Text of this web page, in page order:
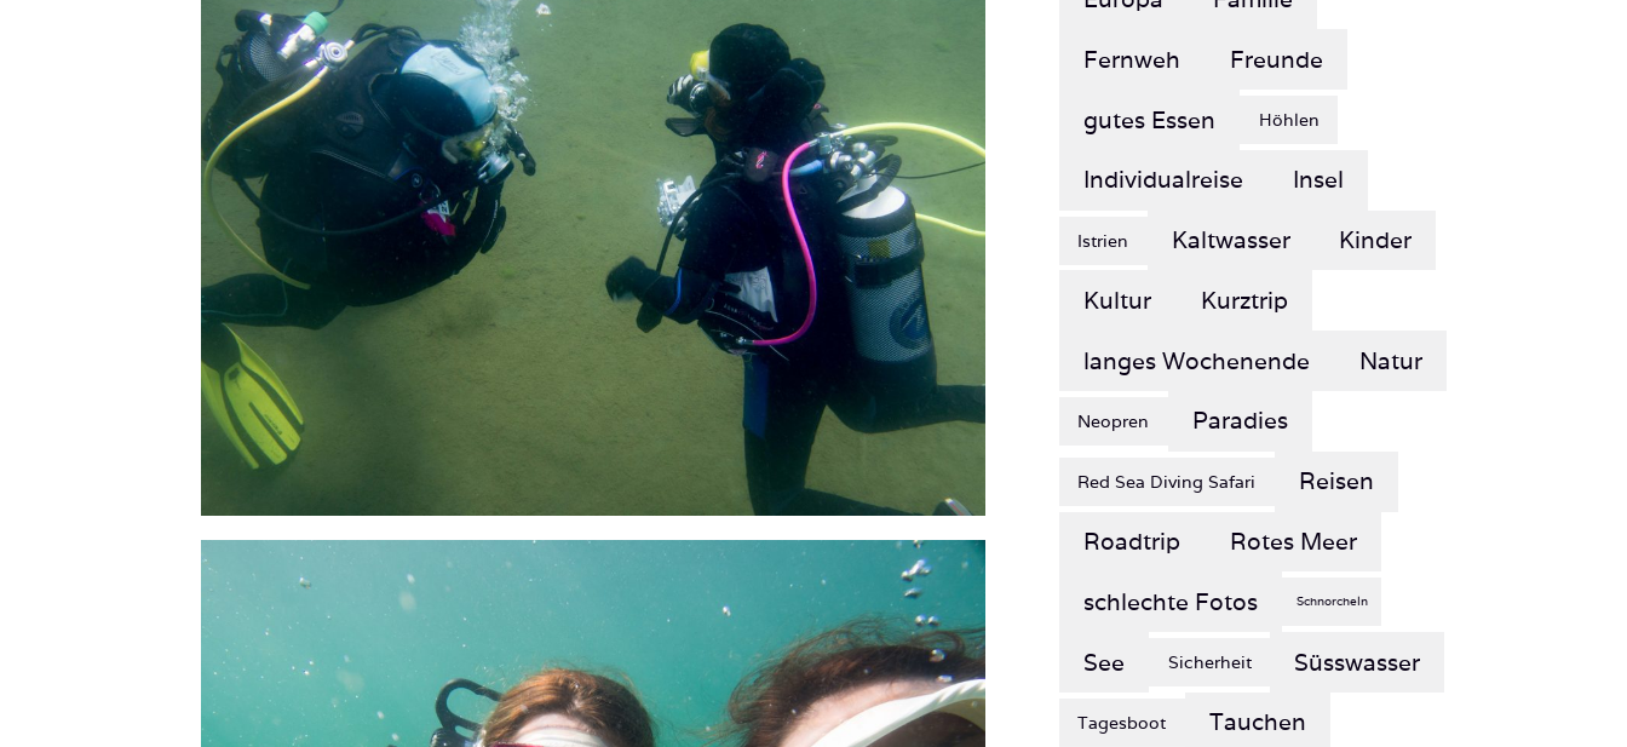
Fernweh Freunde
gutes Essen
Individualreise
Kaltwasser Kinder
Kurztrip
langes Wochenende
Neopren Paradies
Red Sea Diving Safari
Rotes Meer
schlechte Fotos
See
Tauchen
Tauchen Essen Schlafen